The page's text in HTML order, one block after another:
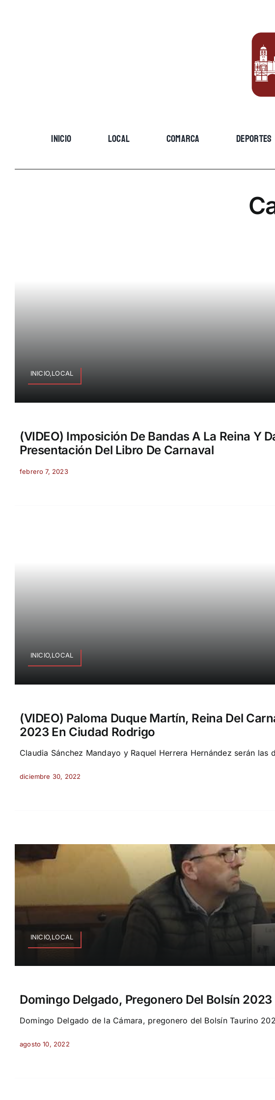
INICIO LOCAL COMARCA DEPORTES
INICIO,LOCAL
(VIDEO) Imposición De Bandas A La Reina Y
Presentación Del Libro De Carnaval
febrero 7, 2023
INICIO,LOCAL
(VIDEO) Paloma Duque Martín, Reina Del
2023 En Ciudad Rodrigo
Claudia Sánchez Mandayo y Raquel Herrera Hernández serán las
diciembre 30, 2022
INICIO,LOCAL
Domingo Delgado, Pregonero Del Bolsín 2023
Domingo Delgado de la Cámara, pregonero del Bolsín Taurino
agosto 10, 2022